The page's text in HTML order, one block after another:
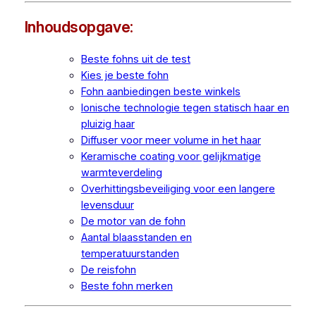
Inhoudsopgave:
Beste fohns uit de test
Kies je beste fohn
Fohn aanbiedingen beste winkels
Ionische technologie tegen statisch haar en
pluizig haar
Diffuser voor meer volume in het haar
Keramische coating voor gelijkmatige
warmteverdeling
Overhittingsbeveiliging voor een langere
levensduur
De motor van de fohn
Aantal blaasstanden en
temperatuurstanden
De reisfohn
Beste fohn merken